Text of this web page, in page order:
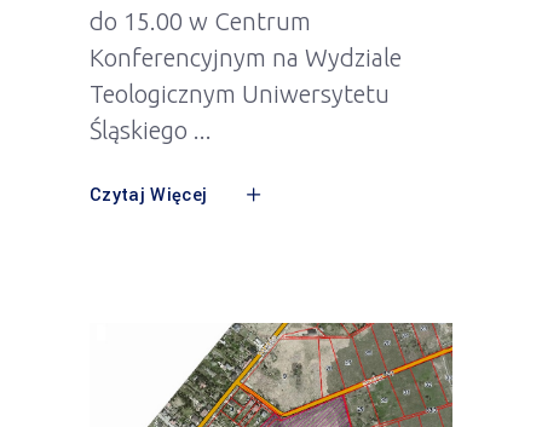
do 15.00 w Centrum
Konferencyjnym na Wydziale
Teologicznym Uniwersytetu
Śląskiego
Czytaj Więcej